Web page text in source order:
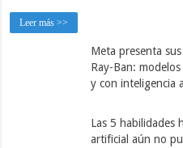
Leer más >>
Meta presenta
Ray-Ban:
y con inteligencia
Las 5 habilidades
artificial aún no